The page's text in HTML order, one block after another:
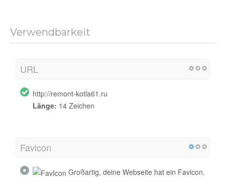
Verwendbarkeit
URL
http://remont-kotla61.ru
Länge: 14 Zeichen
Favicon
Großartig, deine Webseite hat ein Favicon.